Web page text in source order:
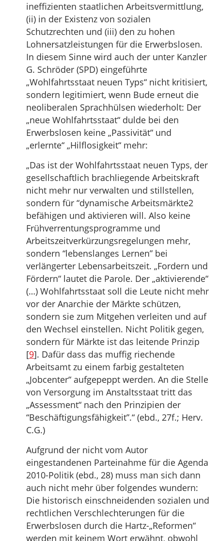
ineffizienten staatlichen Arbeitsvermittlung,
(ii) in der Existenz von sozialen
Schutzrechten und (iii) den zu hohen
Lohnersatzleistungen für die Erwerbslosen.
In diesem Sinne wird auch der unter Kanzler
G. Schröder (SPD) eingeführte
„Wohlfahrtsstaat neuen Typs“ nicht kritisiert,
sondern legitimiert, wenn Bude erneut die
neoliberalen Sprachhülsen wiederholt: Der
„neue Wohlfahrtsstaat“ dulde bei den
Erwerbslosen keine „Passivität“ und
„erlernte“ „Hilflosigkeit“ mehr:
„Das ist der Wohlfahrtsstaat neuen Typs, der
gesellschaftlich brachliegende Arbeitskraft
nicht mehr nur verwalten und stillstellen,
sondern für “dynamische Arbeitsmärkte2
befähigen und aktivieren will. Also keine
Frühverrentungsprogramme und
Arbeitszeitverkürzungsregelungen mehr,
sondern “lebenslanges Lernen” bei
verlängerter Lebensarbeitszeit. „Fordern und
Fördern“ lautet die Parole. Der „aktivierende“
(…) Wohlfahrtsstaat soll die Leute nicht mehr
vor der Anarchie der Märkte schützen,
sondern sie zum Mitgehen verleiten und auf
den Wechsel einstellen. Nicht Politik gegen,
sondern für Märkte ist das leitende Prinzip
[9]. Dafür dass das muffig riechende
Arbeitsamt zu einem farbig gestalteten
„Jobcenter“ aufgepeppt werden. An die Stelle
von Versorgung im Anstaltsstaat tritt das
„Assessment“ nach den Prinzipien der
“Beschäftigungsfähigkeit”.“ (ebd., 27f.; Herv.
C.G.)
Aufgrund der nicht vom Autor
eingestandenen Parteinahme für die Agenda
2010-Politik (ebd., 28) muss man sich dann
auch nicht mehr über folgendes wundern:
Die historisch einschneidenden sozialen und
rechtlichen Verschlechterungen für die
Erwerbslosen durch die Hartz-„Reformen“
werden mit keinem Wort erwähnt, obwohl